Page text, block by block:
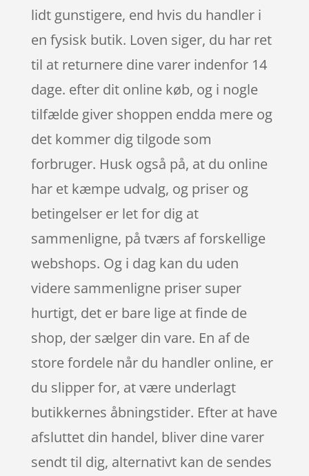
lidt gunstigere, end hvis du handler i
en fysisk butik. Loven siger, du har ret
til at returnere dine varer indenfor 14
dage. efter dit online køb, og i nogle
tilfælde giver shoppen endda mere og
det kommer dig tilgode som
forbruger. Husk også på, at du online
har et kæmpe udvalg, og priser og
betingelser er let for dig at
sammenligne, på tværs af forskellige
webshops. Og i dag kan du uden
videre sammenligne priser super
hurtigt, det er bare lige at finde de
shop, der sælger din vare. En af de
store fordele når du handler online, er
du slipper for, at være underlagt
butikkernes åbningstider. Efter at have
afsluttet din handel, bliver dine varer
sendt til dig, alternativt kan de sendes